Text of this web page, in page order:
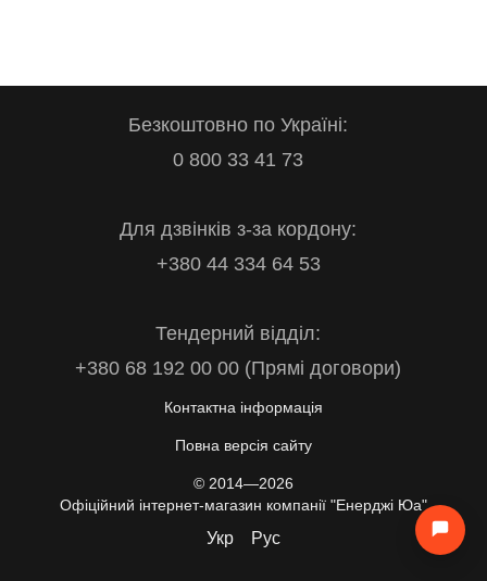
Безкоштовно по Україні:
0 800 33 41 73
Для дзвінків з-за кордону:
+380 44 334 64 53
Тендерний відділ:
+380 68 192 00 00 (Прямі договори)
Контактна інформація
Повна версія сайту
© 2014—2026
Офіційний інтернет-магазин компанії "Енерджі Юа"
Укр Рус